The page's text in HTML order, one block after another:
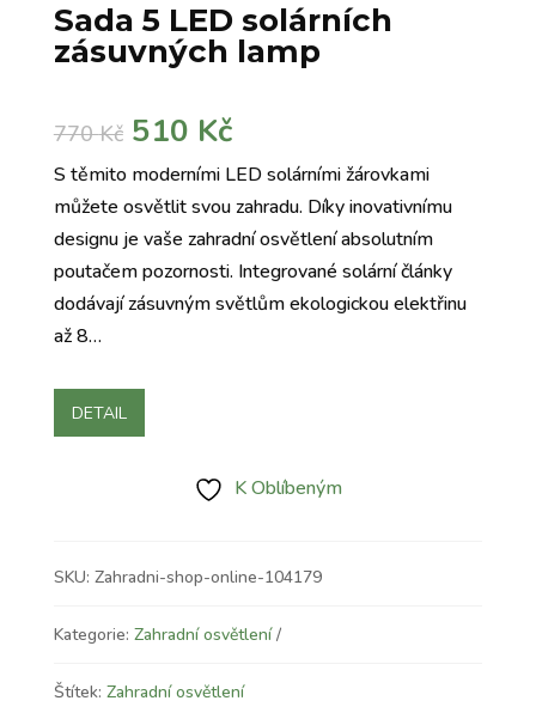
Sada 5 LED solárních
zásuvných lamp
770Kč Původní
cena
byla:
770 Kč.
510 KčAktuální
cena
je:
510 Kč.
S těmito moderními LED solárními žárovkami
můžete osvětlit svou zahradu. Díky inovativnímu
designu je vaše zahradní osvětlení absolutním
poutačem pozornosti. Integrované solární články
dodávají zásuvným světlům ekologickou elektřinu
až 8…
DETAIL
K Oblíbeným
SKU: Zahradni-shop-online-104179
Kategorie: Zahradní osvětlení
Štítek: Zahradní osvětlení